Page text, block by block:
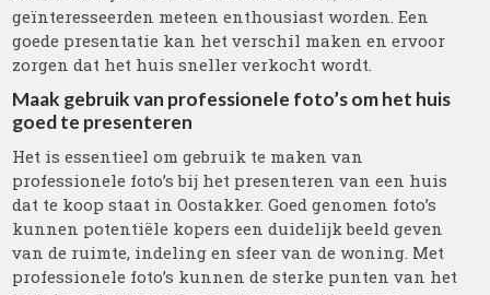
geïnteresseerden meteen enthousiast worden. Een
goede presentatie kan het verschil maken en ervoor
zorgen dat het huis sneller verkocht wordt.
Maak gebruik van professionele foto’s om het huis
goed te presenteren
Het is essentieel om gebruik te maken van
professionele foto’s bij het presenteren van een huis
dat te koop staat in Oostakker. Goed genomen foto’s
kunnen potentiële kopers een duidelijk beeld geven
van de ruimte, indeling en sfeer van de woning. Met
professionele foto’s kunnen de sterke punten van het